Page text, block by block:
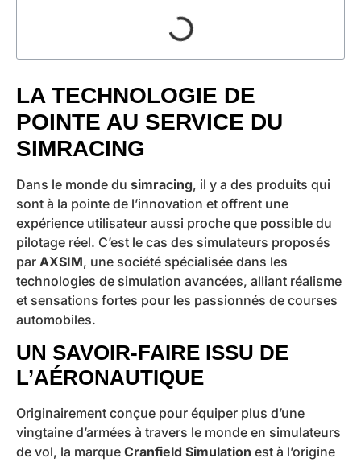
LA TECHNOLOGIE DE
POINTE AU SERVICE DU
SIMRACING
Dans le monde du simracing, il y a des produits qui
sont à la pointe de l’innovation et offrent une
expérience utilisateur aussi proche que possible du
pilotage réel. C’est le cas des simulateurs proposés
par AXSIM, une société spécialisée dans les
technologies de simulation avancées, alliant réalisme
et sensations fortes pour les passionnés de courses
automobiles.
UN SAVOIR-FAIRE ISSU DE
L’AÉRONAUTIQUE
Originairement conçue pour équiper plus d’une
vingtaine d’armées à travers le monde en simulateurs
de vol, la marque Cranfield Simulation est à l’origine